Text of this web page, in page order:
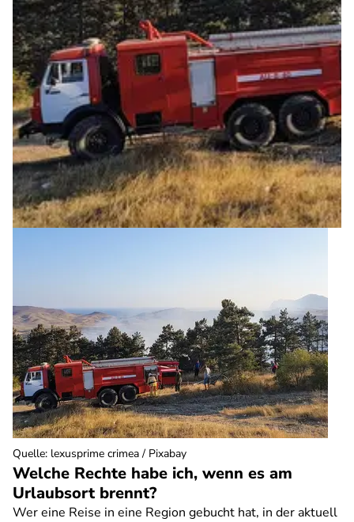
Welche Rechte habe ich, wenn es am
Urlaubsort brennt?
Wer eine Reise in eine Region gebucht hat, in der aktuell
Quelle: lexusprime crimea / Pixabay